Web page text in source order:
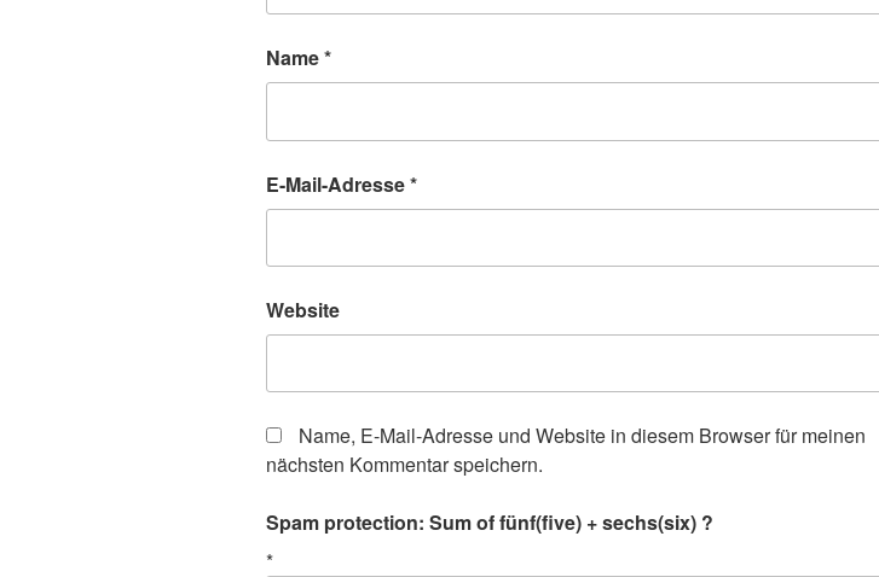
Name*
E-Mail-Adresse*
Website
Name, E-Mail-Adresse und Website in diesem Browser für meinen
nächsten Kommentar speichern.
Spam protection: Sum of fünf(five) + sechs(six) ?
*